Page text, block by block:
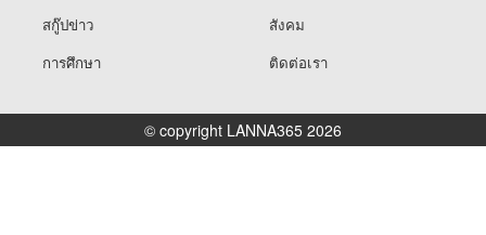
สกู๊ปข่าว
สังคม
การศึกษา
ติดต่อเรา
© copyright LANNA365 2026